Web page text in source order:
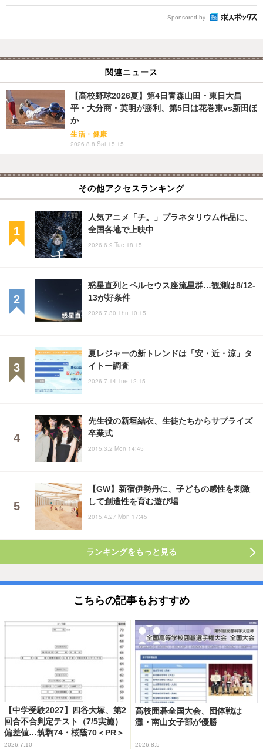
Sponsored by
関連ニュース
【高校野球2026夏】第4日青森山田・東日大昌
平・大分商・英明が勝利、第5日は花巻東vs新田ほ
か
生活・健康
2026.8.8 Sat 15:15
その他アクセスランキング
人気アニメ「チ。」プラネタリウム作品に、
全国各地で上映中
2026.6.9 Tue 18:15
惑星直列とペルセウス座流星群…観測は8/12-
13が好条件
2026.7.30 Thu 10:15
夏レジャーの新トレンドは「安・近・涼」タ
イトー調査
2026.7.14 Tue 12:15
先生役の新垣結衣、生徒たちからサプライズ
卒業式
2015.3.2 Mon 14:45
【GW】新宿伊勢丹に、子どもの感性を刺激
して創造性を育む遊び場
2015.4.27 Mon 17:45
ランキングをもっと見る
こちらの記事もおすすめ
【中学受験2027】四谷大塚、第2
回合不合判定テスト（7/5実施）
偏差値…筑駒74・桜蔭70＜PR＞
2026.7.10
高校囲碁全国大会、団体戦は
灘・南山女子部が優勝
2026.8.5